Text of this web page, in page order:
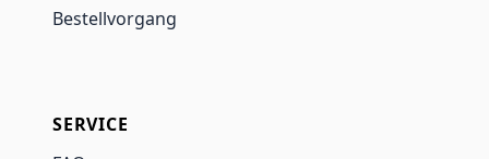
Bestellvorgang
SERVICE